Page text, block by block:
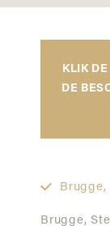
KLIK
DE
Brugge,
Brugge,